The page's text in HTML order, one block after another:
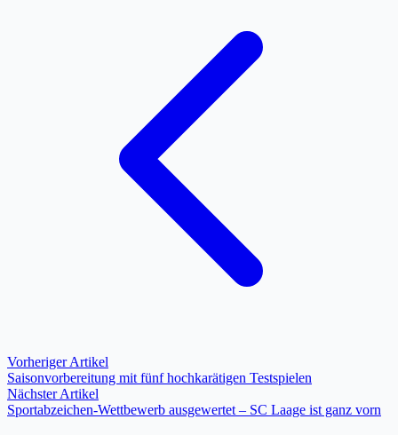
Vorheriger Artikel
Saisonvorbereitung mit fünf hochkarätigen Testspielen
Nächster Artikel
Sportabzeichen-Wettbewerb ausgewertet – SC Laage ist ganz vorn